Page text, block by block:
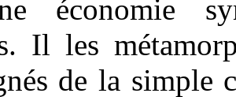
économie
Il les
de la simple